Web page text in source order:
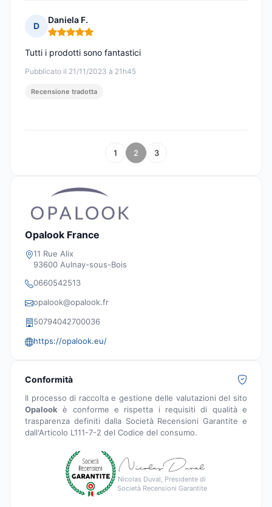
D
Daniela F.
Nota: 5 su 5
Pubblicato il 21/11/2023 à 21h45
Tutti i prodotti sono fantastici
Recensione tradotta
1 2 3
Opalook France
11 Rue Alix
93600 Aulnay-sous-Bois
0660542513
opalook@opalook.fr
50794042700036
https://opalook.eu/
Conformità
Il processo di raccolta e gestione delle valutazioni del sito
Opalook è conforme e rispetta i requisiti di qualità e
trasparenza definiti dalla Società Recensioni Garantite e
dall'Articolo L111-7-2 del Codice del consumo.
Nicolas Duval, Presidente di
Società Recensioni Garantite